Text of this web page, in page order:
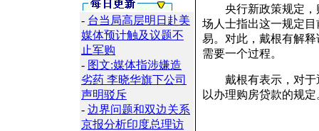
- 台当局高层明日赴美
媒体预计触及议题不
止军购
- 图文:媒体指涉嫌造
劣药 李晓华旗下公司
声明驳斥
- 边界问题和双边关系
京报分析印度总理访
央行新政策规定，
场人士指出这一规定
易。对此，戴根有解
需要一个过程。
戴根有表示，对于
以办理购房贷款的规定